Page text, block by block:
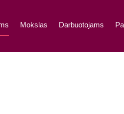
Mokslas Darbuotojams